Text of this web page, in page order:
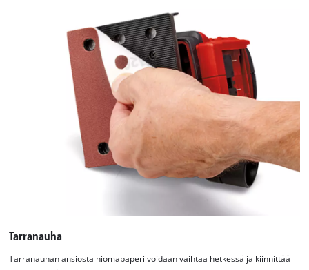
Tarranauha
Tarranauhan ansiosta hiomapaperi voidaan vaihtaa hetkessä ja kiinnittää